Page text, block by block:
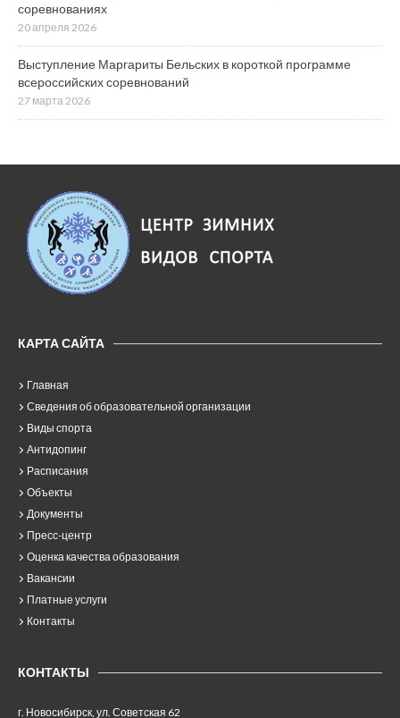
соревнованиях
20 апреля 2026
Выступление Маргариты Бельских в короткой программе
всероссийских соревнований
27 марта 2026
КАРТА САЙТА
Главная
Сведения об образовательной организации
Виды спорта
Антидопинг
Расписания
Объекты
Документы
Пресс-центр
Оценка качества образования
Вакансии
Платные услуги
Контакты
КОНТАКТЫ
г. Новосибирск, ул. Советская 62